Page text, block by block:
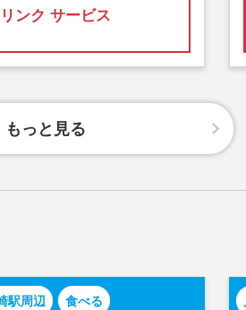
ンク サービス
もっと見る
駅周辺
食べる